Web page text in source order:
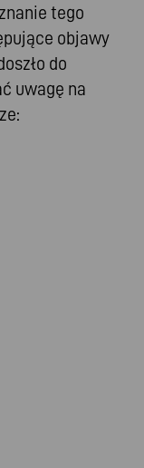
tego
objawy
do
uwagę na